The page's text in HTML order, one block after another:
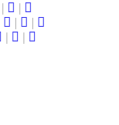
|
|
|
|
|
|